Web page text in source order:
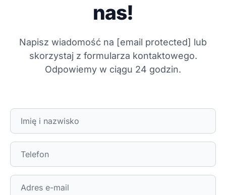
nas!
Napisz wiadomość na [email protected] lub
skorzystaj z formularza kontaktowego.
Odpowiemy w ciągu 24 godzin.